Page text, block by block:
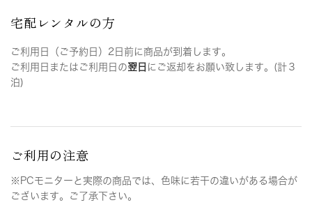
宅配レンタルの方
ご利用日（ご予約日）2日前に商品が到着します。
ご利用日またはご利用日の翌日 にご返却をお願い致します。(計３
泊)
ご利用の注意
※PCモニターと実際の商品では、色味に若干の違いがある場合が
ございます。ご了承下さい。